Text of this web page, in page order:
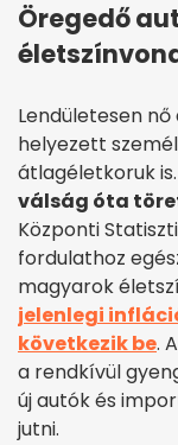
Öregedő
Lendületesen
helyezett
átlagéletkoruk is.
válság óta
Központi
fordulathoz
magyarok
jelenlegi
következik be.
a rendkívül
új autók és
jutni.